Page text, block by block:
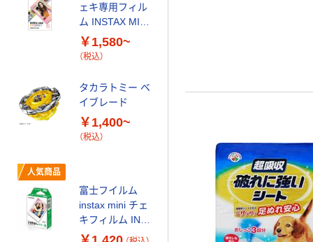
ェキ専用フィル
ム INSTAX MINI
WW2
￥1,580~
（税込）
タカラトミー ベ
イブレード
￥1,400~
（税込）
人気商品
富士フイルム
instax mini チェ
キフィルム INS
MINI JP1 1パッ
のチカラ」 養生
テープ
￥358~ （税込）
本気プライス
アスクル はたら